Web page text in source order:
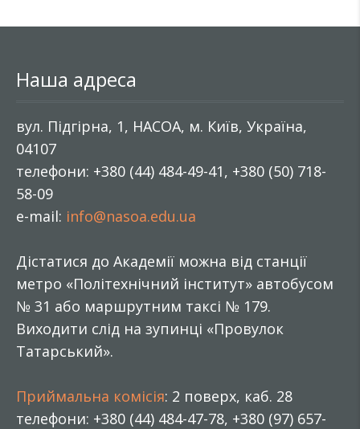
Наша адреса
вул. Підгірна, 1, НАСОА, м. Київ, Україна,
04107
телефони: +380 (44) 484-49-41, +380 (50) 718-
58-09
e-mail: info@nasoa.edu.ua
Дістатися до Академії можна від станції
метро «Політехнічний інститут» автобусом
№ 31 або маршрутним таксі № 179.
Виходити слід на зупинці «Провулок
Татарський».
Приймальна комісія: 2 поверх, каб. 28
телефони: +380 (44) 484-47-78, +380 (97) 657-